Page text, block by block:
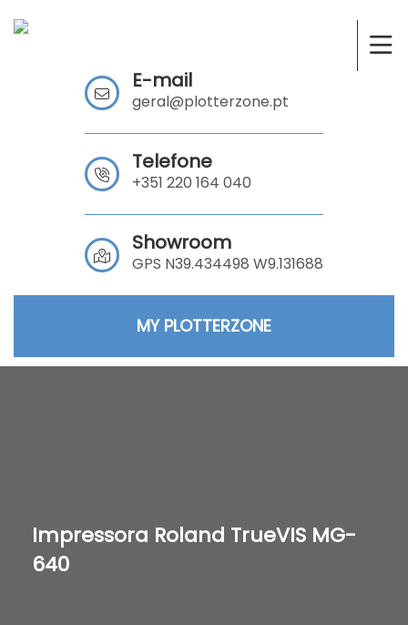
E-mail
geral@plotterzone.pt
Telefone
+351 220 164 040
Showroom
GPS N39.434498 W9.131688
MY PLOTTERZONE
Impressora Roland TrueVIS MG-
640